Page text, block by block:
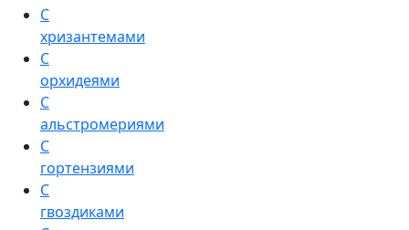
С
хризантемами
С
орхидеями
С
альстромериями
С
гортензиями
С
гвоздиками